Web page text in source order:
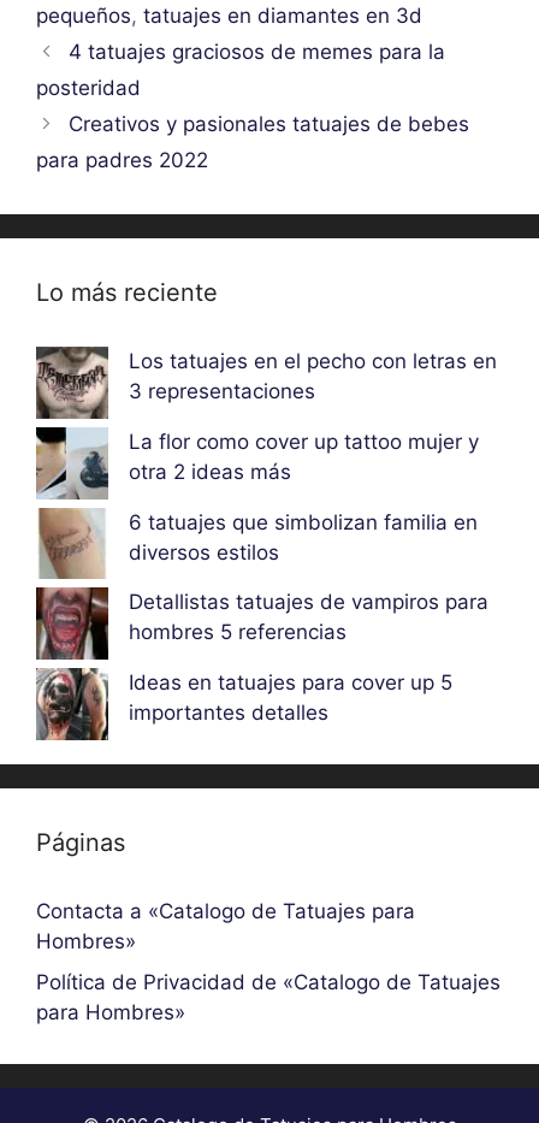
pequeños, tatuajes en diamantes en 3d
4 tatuajes graciosos de memes para la
posteridad
Creativos y pasionales tatuajes de bebes
para padres 2022
Lo más reciente
Los tatuajes en el pecho con letras en
3 representaciones
La flor como cover up tattoo mujer y
otra 2 ideas más
6 tatuajes que simbolizan familia en
diversos estilos
Detallistas tatuajes de vampiros para
hombres 5 referencias
Ideas en tatuajes para cover up 5
importantes detalles
Páginas
Contacta a «Catalogo de Tatuajes para
Hombres»
Política de Privacidad de «Catalogo de Tatuajes
para Hombres»